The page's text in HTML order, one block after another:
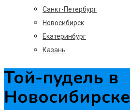
Санкт-Петербург
Новосибирск
Екатеринбург
Казань
Той-пудель в
Новосибирске